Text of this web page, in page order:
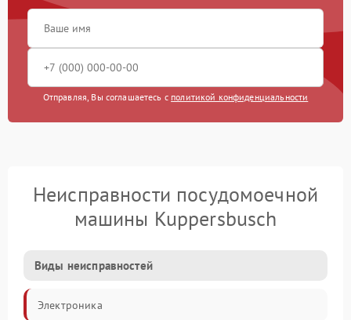
Отправляя, Вы соглашаетесь с политикой конфиденциальности
Неисправности посудомоечной
машины Kuppersbusch
Виды неисправностей
Электроника